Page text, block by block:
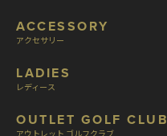
ACCESSORY
アクセサリー
LADIES
レディース
OUTLET GOLF CLUB
アウトレット ゴルフクラブ